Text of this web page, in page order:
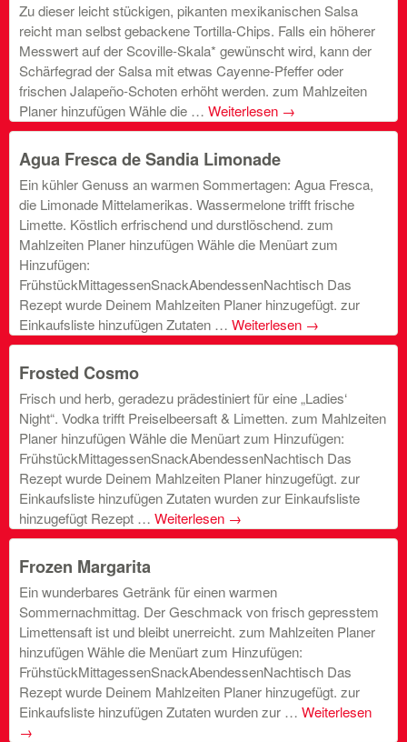
Zu dieser leicht stückigen, pikanten mexikanischen Salsa
reicht man selbst gebackene Tortilla-Chips. Falls ein höherer
Messwert auf der Scoville-Skala* gewünscht wird, kann der
Schärfegrad der Salsa mit etwas Cayenne-Pfeffer oder
frischen Jalapeño-Schoten erhöht werden. zum Mahlzeiten
Planer hinzufügen Wähle die … Weiterlesen →
Agua Fresca de Sandia Limonade
Ein kühler Genuss an warmen Sommertagen: Agua Fresca,
die Limonade Mittelamerikas. Wassermelone trifft frische
Limette. Köstlich erfrischend und durstlöschend. zum
Mahlzeiten Planer hinzufügen Wähle die Menüart zum
Hinzufügen:
FrühstückMittagessenSnackAbendessenNachtisch Das
Rezept wurde Deinem Mahlzeiten Planer hinzugefügt. zur
Einkaufsliste hinzufügen Zutaten … Weiterlesen →
Frosted Cosmo
Frisch und herb, geradezu prädestiniert für eine „Ladies‘
Night“. Vodka trifft Preiselbeersaft & Limetten. zum Mahlzeiten
Planer hinzufügen Wähle die Menüart zum Hinzufügen:
FrühstückMittagessenSnackAbendessenNachtisch Das
Rezept wurde Deinem Mahlzeiten Planer hinzugefügt. zur
Einkaufsliste hinzufügen Zutaten wurden zur Einkaufsliste
hinzugefügt Rezept … Weiterlesen →
Frozen Margarita
Ein wunderbares Getränk für einen warmen
Sommernachmittag. Der Geschmack von frisch gepresstem
Limettensaft ist und bleibt unerreicht. zum Mahlzeiten Planer
hinzufügen Wähle die Menüart zum Hinzufügen:
FrühstückMittagessenSnackAbendessenNachtisch Das
Rezept wurde Deinem Mahlzeiten Planer hinzugefügt. zur
Einkaufsliste hinzufügen Zutaten wurden zur … Weiterlesen
→